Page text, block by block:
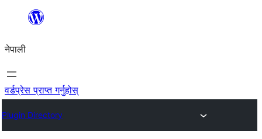
सामग्रीमा
नेपाली
वर्डप्रेस प्राप्त गर्नुहोस्
Plugin Directory